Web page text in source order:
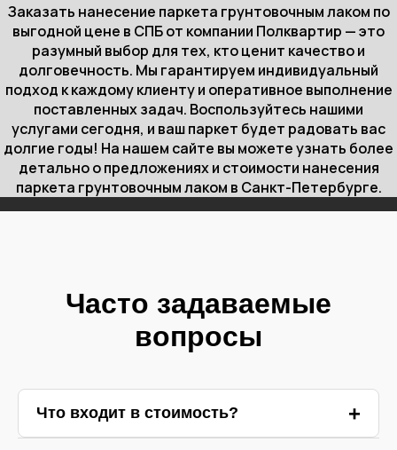
Заказать нанесение паркета грунтовочным лаком по
выгодной цене в СПБ от компании Полквартир — это
разумный выбор для тех, кто ценит качество и
долговечность. Мы гарантируем индивидуальный
подход к каждому клиенту и оперативное выполнение
поставленных задач. Воспользуйтесь нашими
услугами сегодня, и ваш паркет будет радовать вас
долгие годы! На нашем сайте вы можете узнать более
детально о предложениях и стоимости нанесения
паркета грунтовочным лаком в Санкт-Петербурге.
Часто задаваемые
вопросы
Что входит в стоимость?